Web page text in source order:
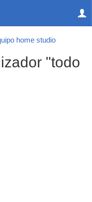
home studio
"todo